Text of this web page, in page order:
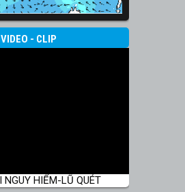
VIDEO - CLIP
NGUY HIỂM-LŨ QUÉT